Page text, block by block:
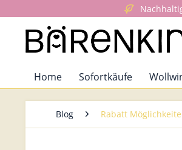
Home Sofortkäufe
Blog Rabatt